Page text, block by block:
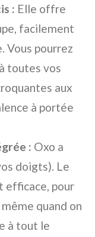
: Elle offre
facilement
Vous pourrez
toutes vos
aux
à portée
: Oxo a
doigts). Le
efficace, pour
quand on
à tout le